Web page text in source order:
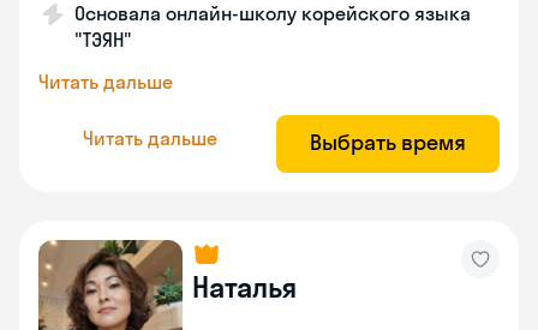
Основала онлайн-школу корейского языка
"ТЭЯН"
Читать дальше
Читать дальше Выбрать время
Наталья